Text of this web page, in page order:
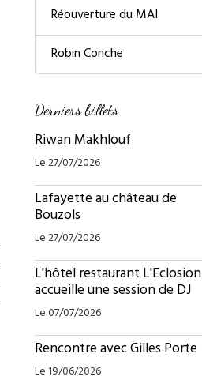
Réouverture du MAI
Robin Conche
Derniers billets
Riwan Makhlouf
Le 27/07/2026
Lafayette au château de
Bouzols
Le 27/07/2026
L'hôtel restaurant L'Eclosion
accueille une session de DJ
Le 07/07/2026
Rencontre avec Gilles Porte
Le 19/06/2026